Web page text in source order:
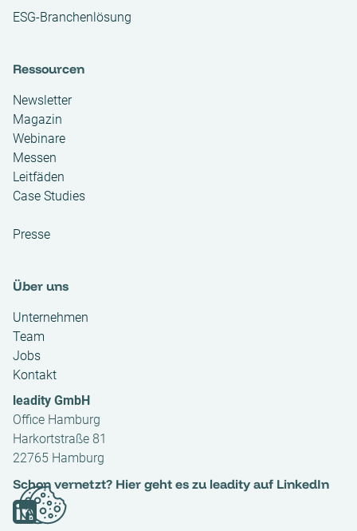
ESG-Branchenlösung
Ressourcen
Newsletter
Magazin
Webinare
Messen
Leitfäden
Case Studies
Presse
Über uns
Unternehmen
Team
Jobs
Kontakt
leadity GmbH
Office Hamburg
Harkortstraße 81
22765 Hamburg
Schon vernetzt? Hier geht es zu leadity auf LinkedIn